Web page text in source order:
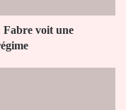
Fabre voit une